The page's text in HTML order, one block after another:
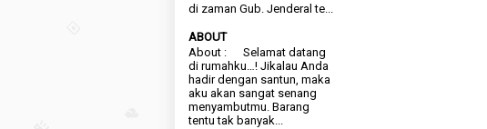
di zaman Gub. Jenderal te...
ABOUT
About : Selamat datang
di rumahku…! Jikalau Anda
hadir dengan santun, maka
aku akan sangat senang
menyambutmu. Barang
tentu tak banyak...